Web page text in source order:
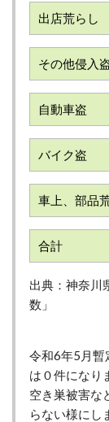
出店荒らし
その他侵入
自動車盗
バイク盗
車上、部品荒
合計
出典：神奈川
数」
令和6年5月暫
は０件になり
空き巣被害な
らない様にし